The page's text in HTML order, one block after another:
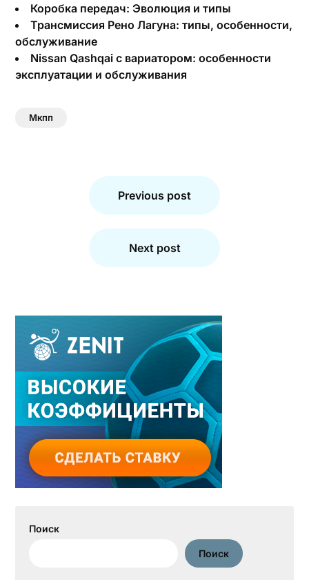
Коробка передач: Эволюция и типы
Трансмиссия Рено Лагуна: типы, особенности,
обслуживание
Nissan Qashqai с вариатором: особенности
эксплуатации и обслуживания
Мкпп
Previous post
Next post
Поиск
Поиск